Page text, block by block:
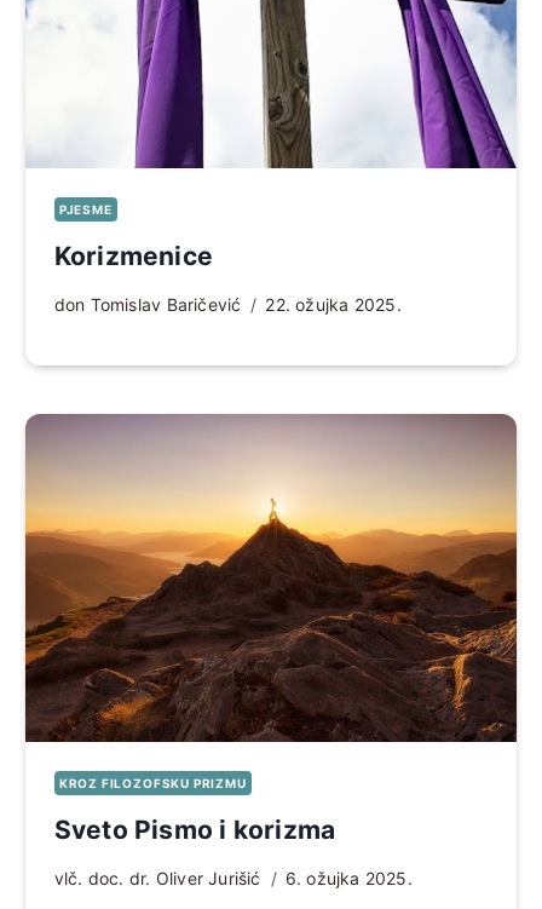
PJESME
Korizmenice
don Tomislav Baričević 22. ožujka 2025.
KROZ FILOZOFSKU PRIZMU
Sveto Pismo i korizma
vlč. doc. dr. Oliver Jurišić 6. ožujka 2025.